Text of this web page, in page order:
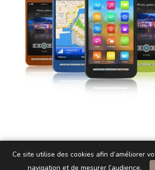
Ce site utilise des cookies afin d’améliorer
navigation et de mesurer l’audience.